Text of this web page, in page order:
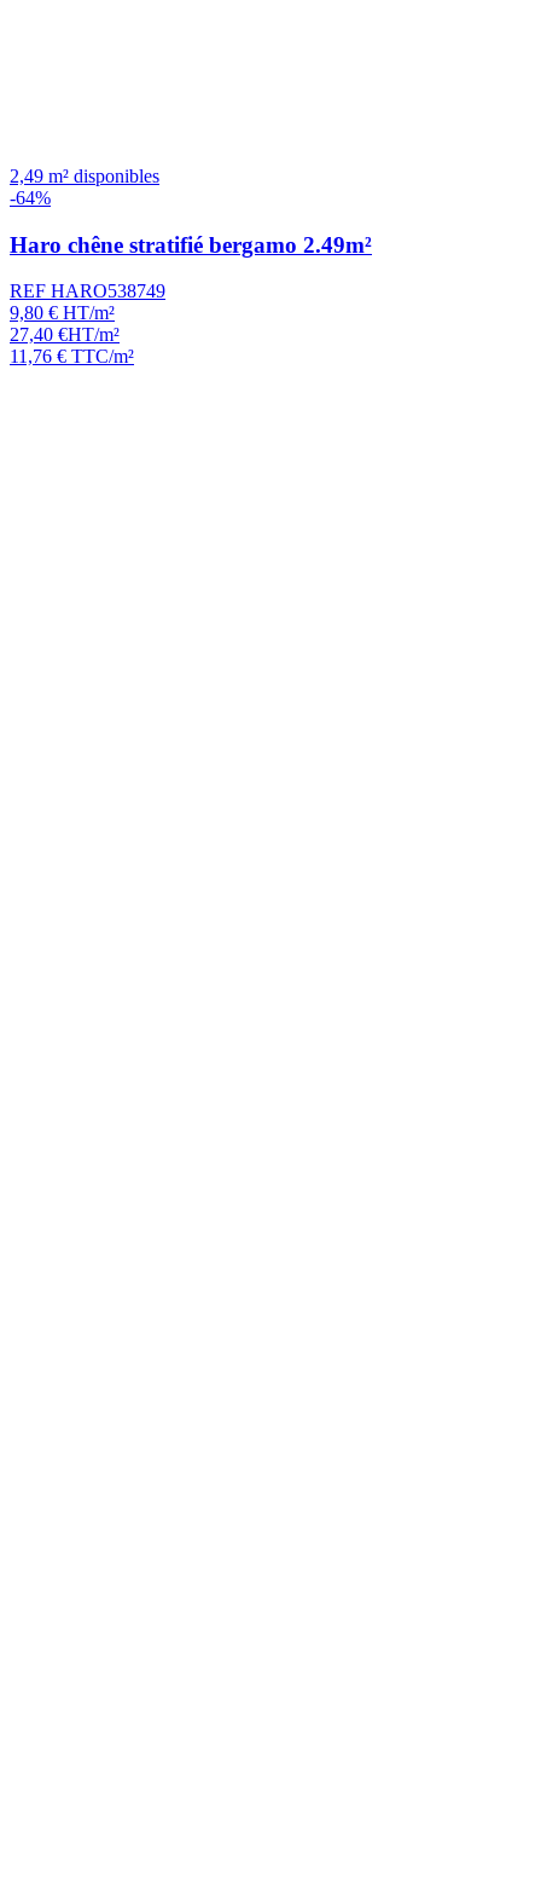
2,49 m² disponibles
-64%
Haro chêne stratifié bergamo 2.49m²
REF HARO538749
9,80 € HT/m²
27,40 €HT/m²
11,76 € TTC/m²